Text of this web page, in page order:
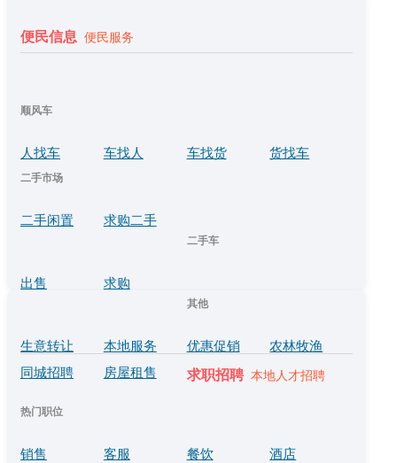
便民信息 便民服务
顺风车
人找车 车找人 车找货 货找车
二手市场
二手闲置 求购二手
二手车
出售 求购
其他
生意转让 本地服务 优惠促销
农林牧渔
同城招聘
房屋租售 求职招聘 本地人才招聘
热门职位
销售 客服 餐饮
酒店